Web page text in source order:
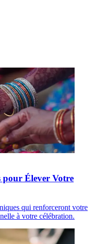
pour Élever Votre
qui renforceront votre
à votre célébration.